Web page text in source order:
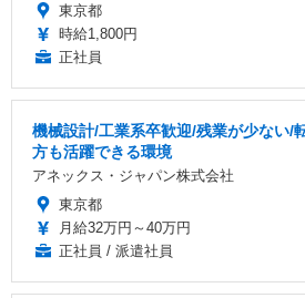
東京都
時給1,800円
正社員
機械設計/工業系卒歓迎/残業が少ない/
方も活躍できる環境
アネックス・ジャパン株式会社
東京都
月給32万円～40万円
正社員 / 派遣社員